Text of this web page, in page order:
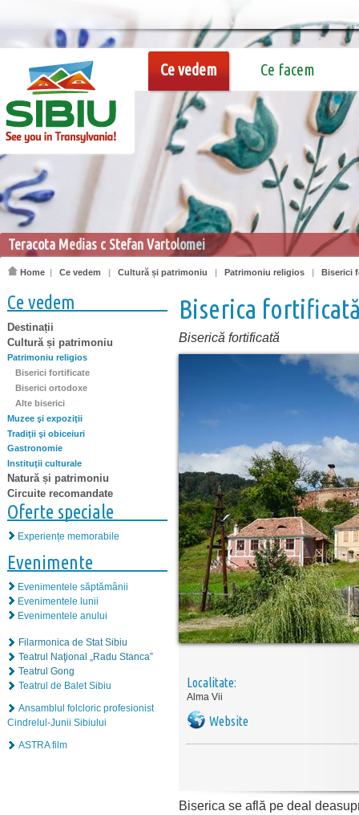
Ce vedem Ce facem
Teracota Medias c Stefan Vartolomei
Home | Ce vedem | Cultură și patrimoniu | Patrimoniu religios | Biserici
Ce vedem
Destinații
Cultură și patrimoniu
Patrimoniu religios
Biserici fortificate
Biserici ortodoxe
Alte biserici
Muzee şi expoziţii
Tradiţii şi obiceiuri
Gastronomie
Instituţii culturale
Natură și patrimoniu
Circuite recomandate
Oferte speciale
Experiențe memorabile
Evenimente
Evenimentele săptămânii
Evenimentele lunii
Evenimentele anului
Filarmonica de Stat Sibiu
Teatrul Naţional „Radu Stanca”
Teatrul Gong
Teatrul de Balet Sibiu
Ansamblul folcloric profesionist
Cindrelul-Junii Sibiului
ASTRA film
Biserica
Biserică fortificată
Localitate:
Alma Vii
Website
Biserica se află pe deal